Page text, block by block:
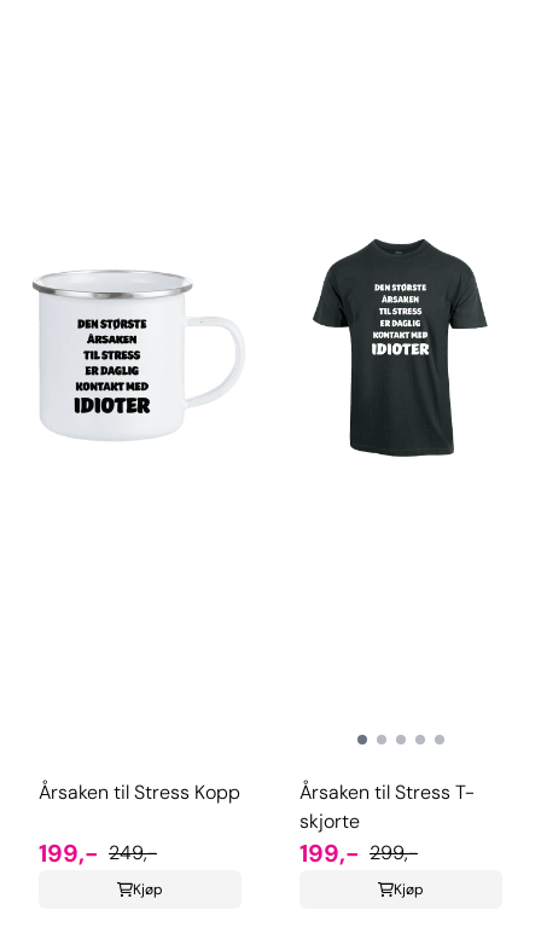
Årsaken til Stress Kopp
199,- 249,-
Kjøp
Årsaken til Stress T-
skjorte
199,- 299,-
Kjøp